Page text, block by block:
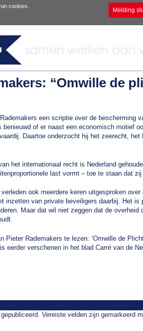
cookies.
Melding
“Omwille de
een scriptie over de bescherming
benieuwd of er naast een economisch motief
Daartoe onderzocht hij het zeerecht,
het internationaal recht is Nederland
last vormt – toe te staan dat
ook meerdere keren uitgesproken
inzetten van private beveiligers daarbij. Het
Maar dat wil niet zeggen dat de
Pieter Rademakers te lezen: ‘Omwille de
eerder verschenen in het blad Carré van de
Vereiste velden zijn gemarkeerd